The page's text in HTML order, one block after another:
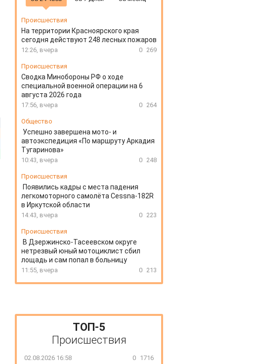
Происшествия
На территории Красноярского края
сегодня действуют 248 лесных пожаров
12:26, вчера 0 269
Происшествия
Сводка Минобороны РФ о ходе
специальной военной операции на 6
августа 2026 года
17:56, вчера 0 264
Общество
Успешно завершена мото- и
автоэкспедиция «По маршруту Аркадия
Тугаринова»
10:43, вчера 0 248
Происшествия
Появились кадры с места падения
легкомоторного самолёта Cessna-182R
в Иркутской области
14:43, вчера 0 223
Происшествия
В Дзержинско-Тасеевском округе
нетрезвый юный мотоциклист сбил
лощадь и сам попал в больницу
11:55, вчера 0 213
ТОП-5
Происшествия
02.08.2026 16:58 0 1716